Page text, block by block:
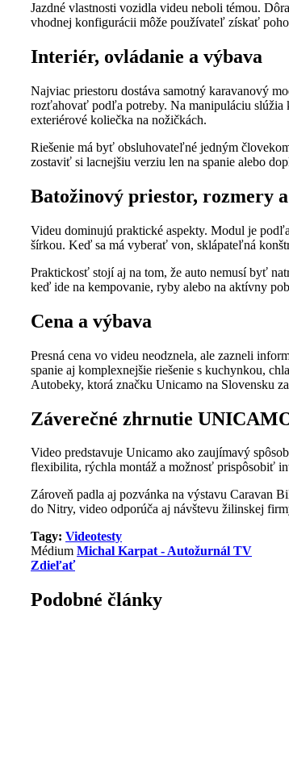
Jazdné vlastnosti vozidla videu neboli témou.
vhodnej konfigurácii môže používateľ získať
Interiér, ovládanie a výbava
Najviac priestoru dostáva samotný karavanový
rozťahovať podľa potreby. Na manipuláciu
exteriérové koliečka na nožičkách.
Riešenie má byť obsluhovateľné jedným
zostaviť si lacnejšiu verziu len na spanie alebo
Batožinový priestor, rozmery
Videu dominujú praktické aspekty. Modul je
šírkou. Keď sa má vyberať von, sklápateľná
Praktickosť stojí aj na tom, že auto nemusí byť
keď ide na kempovanie, ryby alebo na aktívny
Cena a výbava
Presná cena vo videu neodznela, ale zazneli
spanie aj komplexnejšie riešenie s kuchynkou,
Autobeky, ktorá značku Unicamo na Slovensku
Záverečné zhrnutie
Video predstavuje Unicamo ako zaujímavý
flexibilita, rýchla montáž a možnosť prispôsobiť
Zároveň padla aj pozvánka na výstavu Caravan
do Nitry, video odporúča aj návštevu žilinskej
Tagy: Videotesty
Médium Michal Karpat - Autožurnál TV
Zdieľať
Podobné články